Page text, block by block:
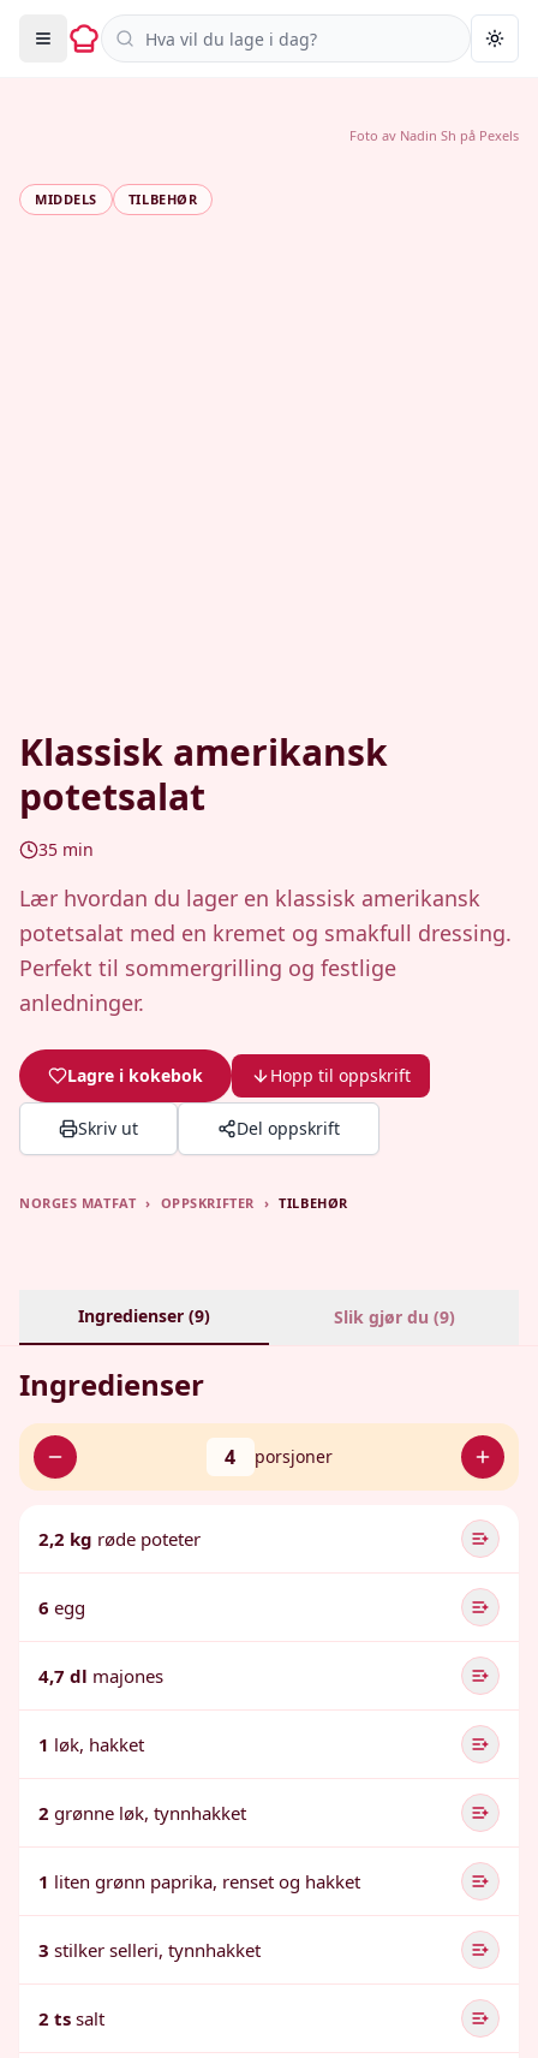
Søk i oppskrifter
MIDDELS TILBEHØR
Klassisk amerikansk
potetsalat
35 min
Lær hvordan du lager en klassisk amerikansk
potetsalat med en kremet og smakfull dressing.
Perfekt til sommergrilling og festlige
anledninger.
Lagre i kokebok Hopp til oppskrift
Skriv ut Del oppskrift
Foto av Nadin Sh på Pexels
NORGES MATFAT › OPPSKRIFTER › TILBEHØR
Ingredienser (9) Slik gjør du (9)
Ingredienser
4 porsjoner
2,2 kg røde poteter
6 egg
4,7 dl majones
1 løk, hakket
2 grønne løk, tynnhakket
1 liten grønn paprika, renset og hakket
3 stilker selleri, tynnhakket
2 ts salt